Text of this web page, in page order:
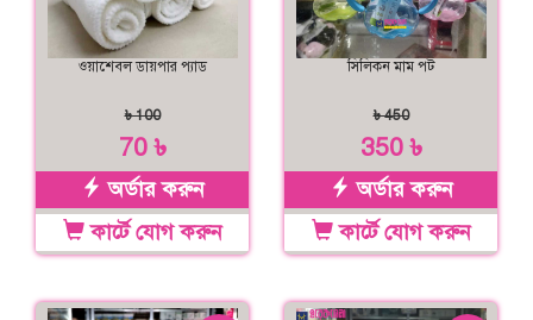
ওয়াশেবল ডায়পার প্যাড
৳ 100
70 ৳
অর্ডার করুন
কার্টে যোগ করুন
সিলিকন মাম পট
৳ 450
350 ৳
অর্ডার করুন
কার্টে যোগ করুন